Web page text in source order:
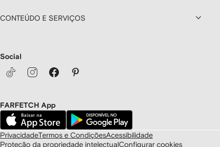
CONTEÚDO E SERVIÇOS
Social
FARFETCH App
PrivacidadeTermos e CondiçõesAcessibilidade
Proteção da propriedade intelectualConfigurar cookies